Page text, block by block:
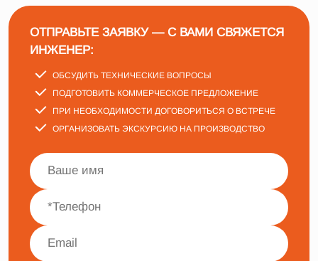
ОТПРАВЬТЕ ЗАЯВКУ — С ВАМИ СВЯЖЕТСЯ
ИНЖЕНЕР:
ОБСУДИТЬ ТЕХНИЧЕСКИЕ ВОПРОСЫ
ПОДГОТОВИТЬ КОММЕРЧЕСКОЕ ПРЕДЛОЖЕНИЕ
ПРИ НЕОБХОДИМОСТИ ДОГОВОРИТЬСЯ О ВСТРЕЧЕ
ОРГАНИЗОВАТЬ ЭКСКУРСИЮ НА ПРОИЗВОДСТВО